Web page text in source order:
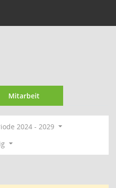
Mitarbeit
2024 - 2029